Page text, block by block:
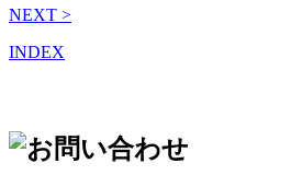
NEXT >
INDEX